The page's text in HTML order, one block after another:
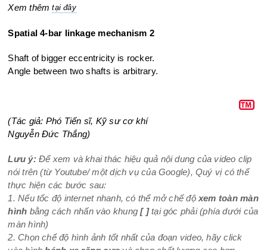
Xem thêmtại đây
Spatial 4-bar linkage mechanism 2
Shaft of bigger eccentricity is rocker.
Angle between two shafts is arbitrary.
(Tác giả: Phó Tiến sĩ, Kỹ sư cơ khí
Nguyễn Đức Thắng)
Lưu ý:Để xem và khai thác hiệu quả nội dung của video clip
nói trên (từ Youtube/ một dịch vụ của Google), Quý vị có thể
thực hiện các bước sau:
1. Nếu tốc độ internet nhanh, có thể mở chế độ xem toàn màn
hình bằng cách nhấn vào khung [ ] tại góc phải (phía dưới của
màn hình)
2. Chọn chế độ hình ảnh tốt nhất của đoạn video, hãy click